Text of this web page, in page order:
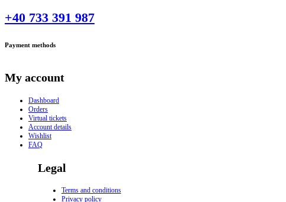
+40 733 391 987
Payment methods
My account
Dashboard
Orders
Virtual tickets
Account details
Wishlist
FAQ
Legal
Terms and conditions
Privacy policy